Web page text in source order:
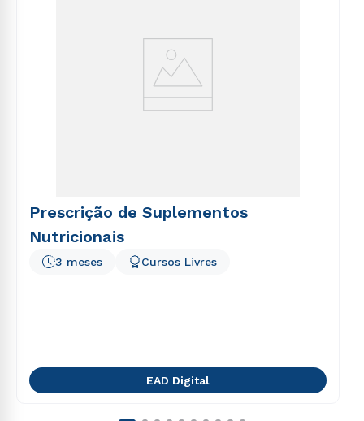
Prescrição de Suplementos
Nutricionais
3 meses Cursos Livres
EAD Digital